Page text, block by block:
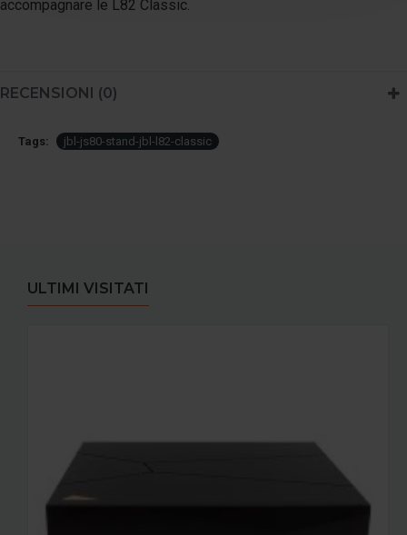
accompagnare le L82 Classic.
RECENSIONI (0)
Tags: jbl-js80-stand-jbl-l82-classic
ULTIMI VISITATI